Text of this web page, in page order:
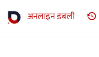
अनलाइन डबली